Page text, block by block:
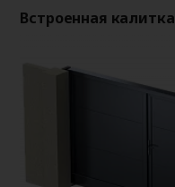
Встроенная калитка